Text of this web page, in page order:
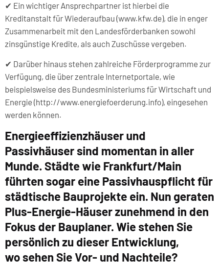
✔ Ein wichtiger Ansprechpartner ist hierbei die
Kreditanstalt für Wiederaufbau (www.kfw.de), die in enger
Zusammenarbeit mit den Landesförderbanken sowohl
zinsgünstige Kredite, als auch Zuschüsse vergeben.
✔ Darüber hinaus stehen zahlreiche Förderprogramme zur
Verfügung, die über zentrale Internetportale, wie
beispielsweise des Bundesministeriums für Wirtschaft und
Energie (http://www.energiefoerderung.info), eingesehen
werden können.
Energieeffizienzhäuser und
Passivhäuser sind momentan in aller
Munde. Städte wie Frankfurt/Main
führten sogar eine Passivhauspflicht für
städtische Bauprojekte ein. Nun geraten
Plus-Energie-Häuser zunehmend in den
Fokus der Bauplaner. Wie stehen Sie
persönlich zu dieser Entwicklung,
wo sehen Sie Vor- und Nachteile?